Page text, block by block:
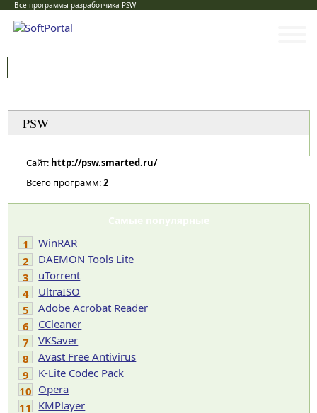
Все программы разработчика PSW
PSW
Сайт: http://psw.smarted.ru/
Всего программ:2
Самые популярные
1
WinRAR
2
DAEMON Tools Lite
3
uTorrent
4
UltraISO
5
Adobe Acrobat Reader
6
CCleaner
7
VKSaver
8
Avast Free Antivirus
9
K-Lite Codec Pack
10 Opera
11 KMPlayer